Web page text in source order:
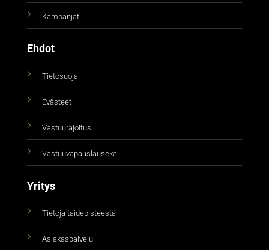
Kampanjat
Ehdot
Tietosuoja
Evästeet
Vastuurajoitus
Vastuuvapauslauseke
Yritys
Tietoja taidepisteestä
Asiakaspalvelu